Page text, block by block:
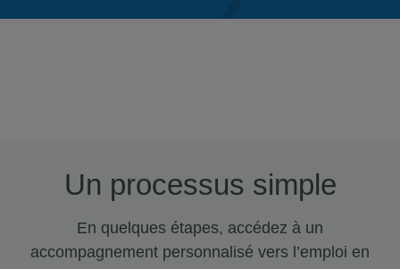
Un processus simple
En quelques étapes, accédez à un
accompagnement personnalisé vers l’emploi en